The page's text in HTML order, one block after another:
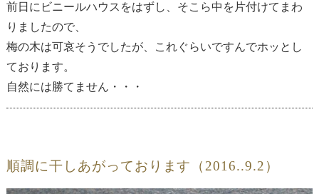
前日にビニールハウスをはずし、そこら中を片付けてまわ
りましたので、
梅の木は可哀そうでしたが、これぐらいですんでホッとし
ております。
自然には勝てません・・・
順調に干しあがっております（2016..9.2）